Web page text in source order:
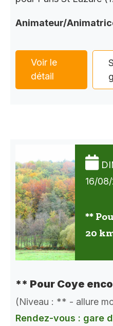
Animateur/
Voir le
détail
16/
**
20
** Pour Coye
(Niveau : ** - allure
Rendez-vous : gare